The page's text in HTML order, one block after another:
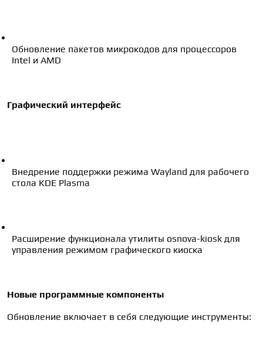
Обновление пакетов микрокодов для процессоров
Intel и AMD
Графический интерфейс
Внедрение поддержки режима Wayland для рабочего
стола KDE Plasma
Расширение функционала утилиты osnova-kiosk для
управления режимом графического киоска
Новые программные компоненты
Обновление включает в себя следующие инструменты: